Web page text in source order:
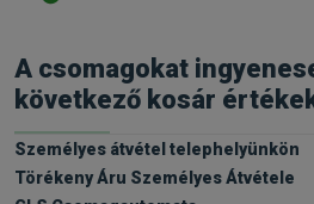
A csomagokat
következő kosár
Személyes átvétel telephelyünkön
Törékeny Áru Személyes Átvétele